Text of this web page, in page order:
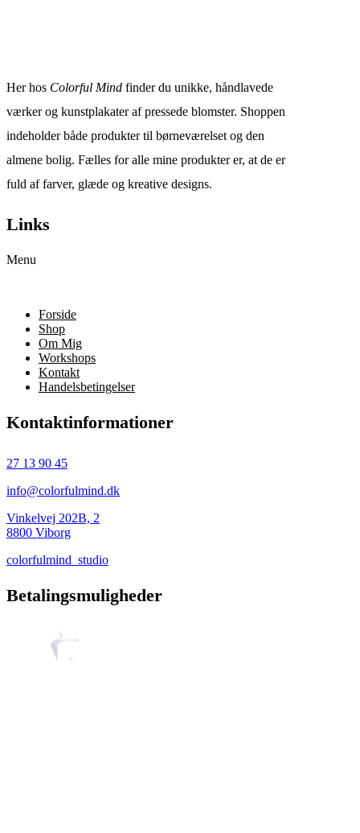
Her hos Colorful Mind finder du unikke, håndlavede
værker og kunstplakater af pressede blomster. Shoppen
indeholder både produkter til børneværelset og den
almene bolig. Fælles for alle mine produkter er, at de er
fuld af farver, glæde og kreative designs.
Links
Menu
Forside
Shop
Om Mig
Workshops
Kontakt
Handelsbetingelser
Kontaktinformationer
27 13 90 45
info@colorfulmind.dk
Vinkelvej 202B, 2
8800 Viborg
colorfulmind_studio
Betalingsmuligheder